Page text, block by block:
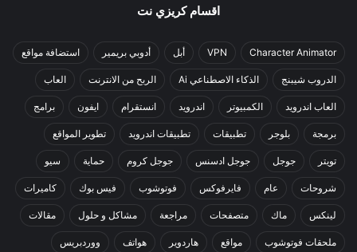
اقسام كريزي نت
Character Animator
VPN أبل أدوبي بريمير استضافة مواقع
الدروب شيبنج الذكاء الاصطناعي Ai الربح من الانترنت العاب
العاب اندرويد الكمبيوتر اندرويد انستقرام ايفون برامج
برمجة بلوجر تطبيقات تطبيقات اندرويد تطوير المواقع
تويتر جوجل جوجل ادسنس جوجل كروم حماية سيو
شروحات عام فايرفوكس فوتوشوب فيس بوك كاميرات
لينكس ماك متصفحات مراجعة مشاكل و حلول مقالات
ملحقات فوتوشوب مواقع هاردوير هواتف ووردبريس